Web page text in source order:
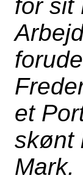
for sit
et
skønt
Mark.